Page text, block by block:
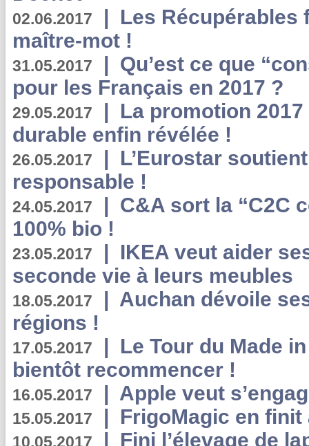
02.06.2017 | Les Récupérables
maître-mot !
31.05.2017 | Qu’est ce que
pour les Français en 2017 ?
29.05.2017 | La promotion
durable enfin révélée !
26.05.2017 | L’Eurostar
responsable !
24.05.2017 | C&A sort la “C2C
100% bio !
23.05.2017 | IKEA veut aider
seconde vie à leurs meubles
18.05.2017 | Auchan dévoile
régions !
17.05.2017 | Le Tour du Made
bientôt recommencer !
16.05.2017 | Apple veut
15.05.2017 | FrigoMagic en
10.05.2017 | Fini l’élevage de